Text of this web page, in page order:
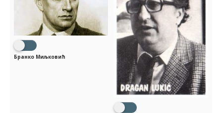
Бранко Миљковић